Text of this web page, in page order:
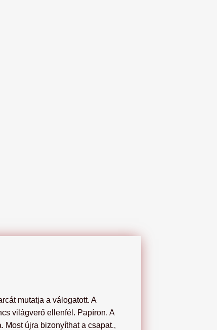
mutatja a válogatott. A
világverő ellenfél. Papíron. A
Most újra bizonyíthat a csapat.,